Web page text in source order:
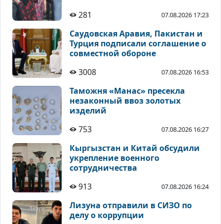
281 07.08.2026 17:23
Саудовская Аравия, Пакистан и
Турция подписали соглашение о
совместной обороне
3008
07.08.2026 16:53
Таможня «Манас» пресекла
незаконный ввоз золотых
изделий
753
07.08.2026 16:27
Кыргызстан и Китай обсудили
укрепление военного
сотрудничества
913
07.08.2026 16:24
Лизуна отправили в СИЗО по
делу о коррупции